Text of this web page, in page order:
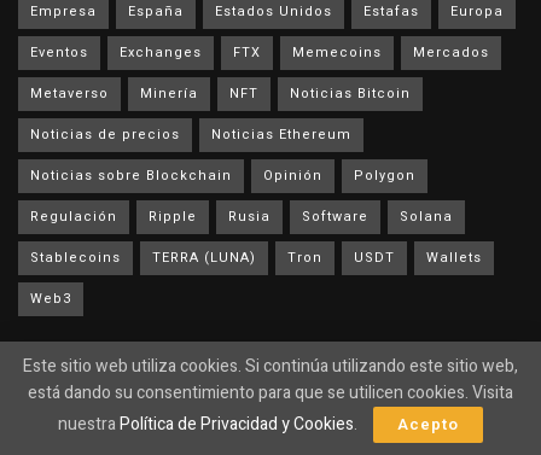
Empresa
España Estados Unidos Estafas
Europa
Eventos
Exchanges FTX Memecoins
Mercados
Metaverso
Minería NFT
Noticias Bitcoin
Noticias de precios
Noticias Ethereum
Noticias sobre Blockchain
Opinión
Polygon
Regulación
Ripple Rusia Software
Solana
Stablecoins
TERRA (LUNA) Tron USDT
Wallets
Web3
Nosotros
Contactar
Este sitio web utiliza cookies. Si continúa utilizando este sitio web,
está dando su consentimiento para que se utilicen cookies. Visita
nuestraPolítica de Privacidad y Cookies. Acepto